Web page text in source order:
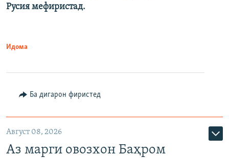
Русия мефиристад.
Идома
Ба дигарон фиристед
Август 08, 2026
Аз марги овозхон Баҳром